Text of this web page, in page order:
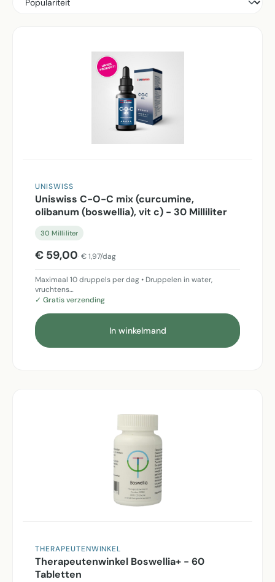
UNISWISS
Uniswiss C-O-C mix (curcumine,
olibanum (boswellia), vit c) - 30 Milliliter
30 Milliliter
€ 59,00 € 1,97/dag
Maximaal 10 druppels per dag • Druppelen in water,
vruchtens…
✓ Gratis verzending
In winkelmand
THERAPEUTENWINKEL
Therapeutenwinkel Boswellia+ - 60
Tabletten